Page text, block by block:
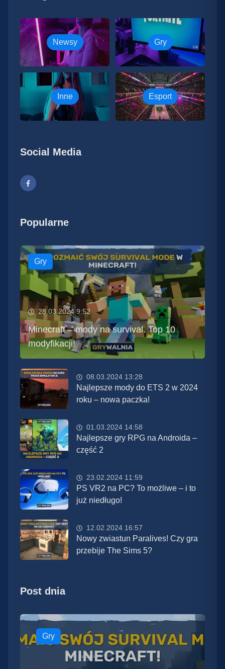
Newsy Gry
Inne Esport
Social Media
Popularne
Gry
28.03.2024 9:52
Minecraft – mody na survival. Top 10
modyfikacji!
08.03.2024 13:28
Najlepsze mody do ETS 2 w 2024
roku – nowa paczka!
01.03.2024 14:58
Najlepsze gry RPG na Androida –
część 2
23.02.2024 11:59
PS VR2 na PC? To możliwe – i to
już niedługo!
12.02.2024 16:57
Nowy zwiastun Paralives! Czy gra
przebije The Sims 5?
Post dnia
Gry